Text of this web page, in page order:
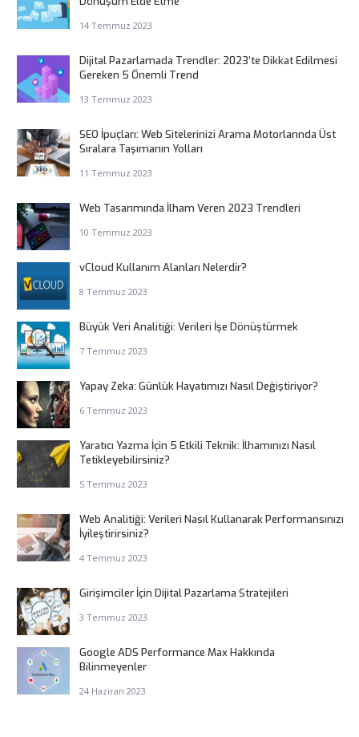
14 Temmuz 2023
Dijital Pazarlamada Trendler: 2023’te Dikkat Edilmesi
Gereken 5 Önemli Trend
13 Temmuz 2023
SEO İpuçları: Web Sitelerinizi Arama Motorlarında Üst
Sıralara Taşımanın Yolları
11 Temmuz 2023
Web Tasarımında İlham Veren 2023 Trendleri
10 Temmuz 2023
vCloud Kullanım Alanları Nelerdir?
8 Temmuz 2023
Büyük Veri Analitiği: Verileri İşe Dönüştürmek
7 Temmuz 2023
Yapay Zeka: Günlük Hayatımızı Nasıl Değiştiriyor?
6 Temmuz 2023
Yaratıcı Yazma İçin 5 Etkili Teknik: İlhamınızı Nasıl
Tetikleyebilirsiniz?
5 Temmuz 2023
Web Analitiği: Verileri Nasıl Kullanarak Performansınızı
İyileştirirsiniz?
4 Temmuz 2023
Girişimciler İçin Dijital Pazarlama Stratejileri
3 Temmuz 2023
Google ADS Performance Max Hakkında
Bilinmeyenler
24 Haziran 2023